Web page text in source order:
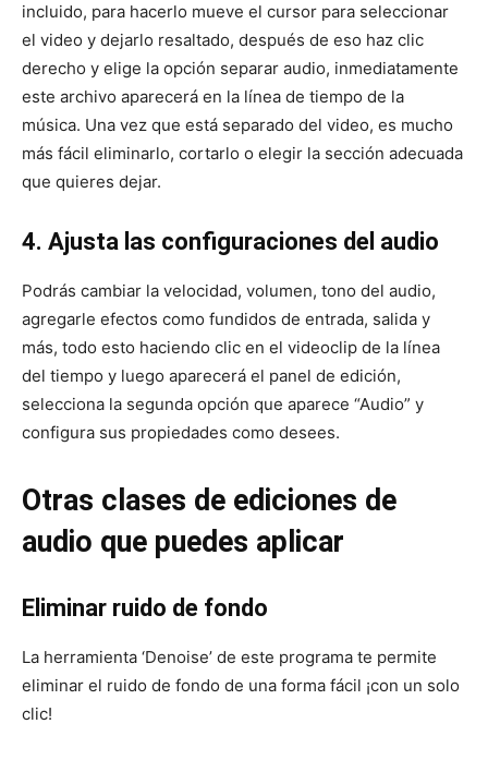
incluido, para hacerlo mueve el cursor para seleccionar
el video y dejarlo resaltado, después de eso haz clic
derecho y elige la opción separar audio, inmediatamente
este archivo aparecerá en la línea de tiempo de la
música. Una vez que está separado del video, es mucho
más fácil eliminarlo, cortarlo o elegir la sección adecuada
que quieres dejar.
4. Ajusta las configuraciones del audio
Podrás cambiar la velocidad, volumen, tono del audio,
agregarle efectos como fundidos de entrada, salida y
más, todo esto haciendo clic en el videoclip de la línea
del tiempo y luego aparecerá el panel de edición,
selecciona la segunda opción que aparece “Audio” y
configura sus propiedades como desees.
Otras clases de ediciones de
audio que puedes aplicar
Eliminar ruido de fondo
La herramienta ‘Denoise’ de este programa te permite
eliminar el ruido de fondo de una forma fácil ¡con un solo
clic!